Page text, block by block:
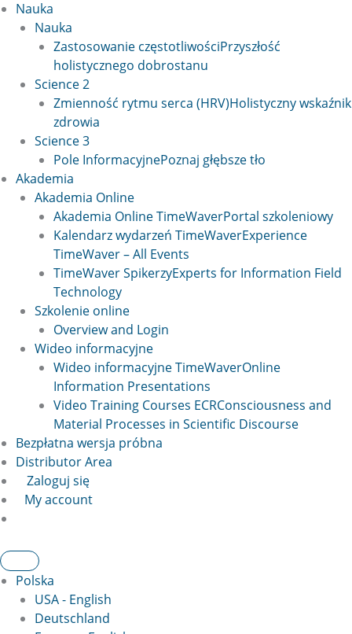
Nauka
Nauka
Zastosowanie częstotliwościPrzyszłość
holistycznego dobrostanu
Science 2
Zmienność rytmu serca (HRV)Holistyczny wskaźnik
zdrowia
Science 3
Pole InformacyjnePoznaj głębsze tło
Akademia
Akademia Online
Akademia Online TimeWaverPortal szkoleniowy
Kalendarz wydarzeń TimeWaverExperience
TimeWaver – All Events
TimeWaver SpikerzyExperts for Information Field
Technology
Szkolenie online
Overview and Login
Wideo informacyjne
Wideo informacyjne TimeWaverOnline
Information Presentations
Video Training Courses ECRConsciousness and
Material Processes in Scientific Discourse
Bezpłatna wersja próbna
Distributor Area
Zaloguj się
My account
Polska
USA - English
Deutschland